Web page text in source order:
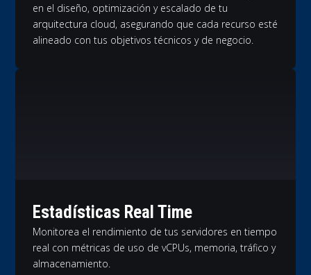
en el diseño, optimización y escalado de tu
arquitectura cloud, asegurando que cada recurso esté
alineado con tus objetivos técnicos y de negocio.
Estadísticas Real Time
Monitorea el rendimiento de tus servidores en tiempo
real con métricas de uso de vCPUs, memoria, tráfico y
almacenamiento.